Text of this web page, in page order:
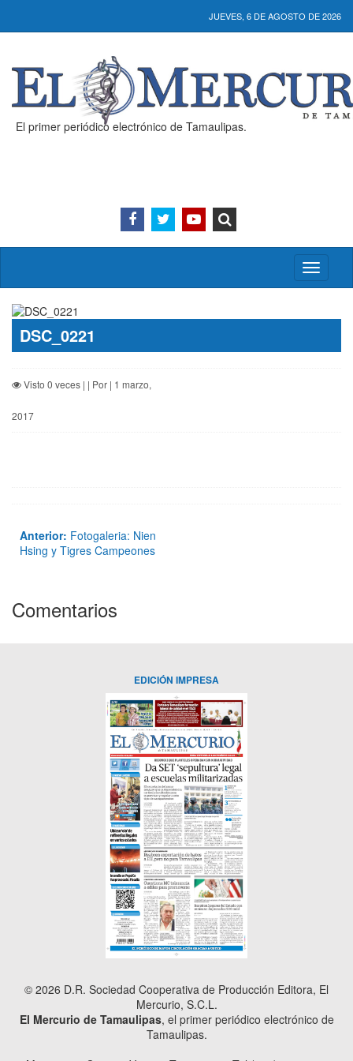
JUEVES, 6 DE AGOSTO DE 2026
El primer periódico electrónico de Tamaulipas.
Activar/
menú
DSC_0221
Visto 0 veces | | Por | 1 marzo,
2017
Anterior: Fotogaleria: Nien
Hsing y Tigres Campeones
Comentarios
EDICIÓN IMPRESA
© 2026 D.R. Sociedad Cooperativa de Producción Editora, El
Mercurio, S.C.L.
El Mercurio de Tamaulipas, el primer periódico electrónico de
Tamaulipas.